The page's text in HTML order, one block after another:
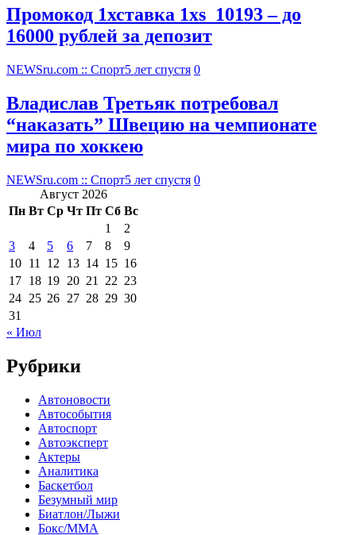
Промокод 1хставка 1xs_10193 – до
16000 рублей за депозит
NEWSru.com :: Спорт5 лет спустя 0
Владислав Третьяк потребовал
“наказать” Швецию на чемпионате
мира по хоккею
NEWSru.com :: Спорт5 лет спустя 0
Август 2026
Пн Вт Ср Чт Пт Сб Вс
1
2
3
4 5 6 7 8
9
10 11 12 13 14 15 16
17 18 19 20 21 22 23
24 25 26 27 28 29 30
31
« Июл
Рубрики
Автоновости
Автособытия
Автоспорт
Автоэксперт
Актеры
Аналитика
Баскетбол
Безумный мир
Биатлон/Лыжи
Бокс/MMA